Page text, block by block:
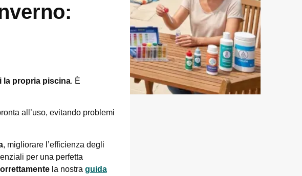
la propria piscina. È
all’uso, evitando problemi
, migliorare l’efficienza degli
per una perfetta
la nostra guida